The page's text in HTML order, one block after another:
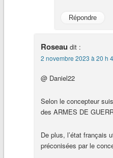
Répondre
Roseau dit :
2 novembre 2023 à 20 h
@ Daniel22
Selon le concepteur
des ARMES DE
De plus, l’état français
préconisées par le